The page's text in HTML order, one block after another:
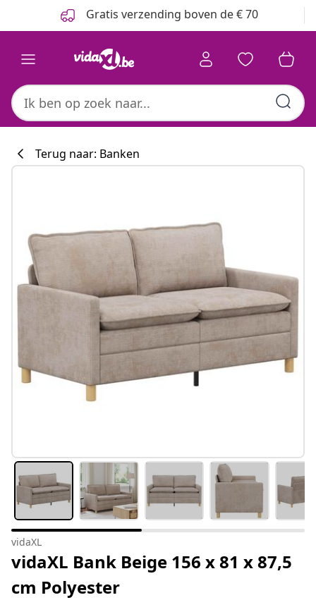
Gratis verzending boven de € 70
Terug naar: Banken
vidaXL
vidaXL Bank Beige 156 x 81 x 87,5
cm Polyester